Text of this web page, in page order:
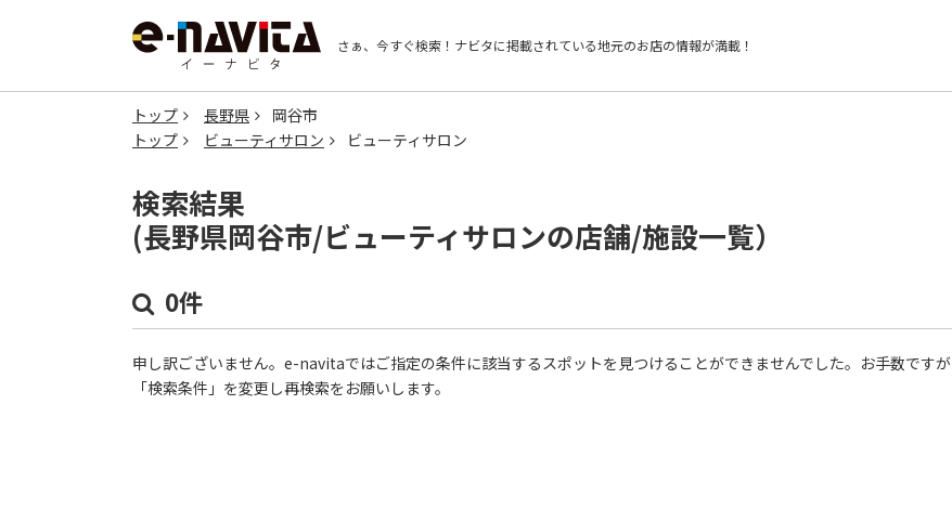
さぁ、今すぐ検索！ ナビタに掲載されている地元のお店の情報が満載！
トップ 長野県
岡谷市
トップ
ビューティサロン ビューティサロン
検索結果
(長野県岡谷市/ビューティサロンの店舗/施設一覧）
0件
申し訳ございません。e-navitaではご指定の条件に該当するスポットを見つけることができませんでした。お手数ですが
「検索条件」を変更し再検索をお願いします。